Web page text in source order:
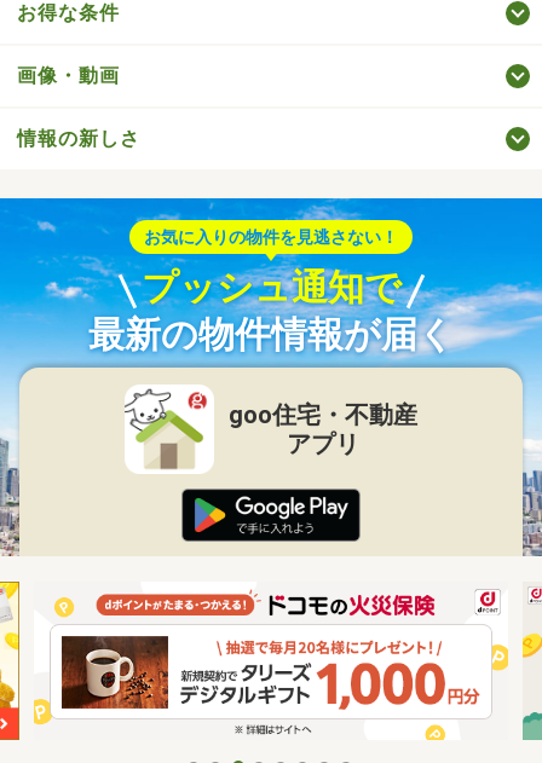
お得な条件
画像・動画
情報の新しさ
お気に入りの物件を見逃さない！
プッシュ通知で
最新の物件情報が届く
goo住宅・不動産
アプリ